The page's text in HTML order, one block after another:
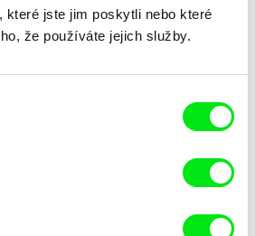
které jste jim poskytli nebo které
že používáte jejich služby.
Ru Kuwahata, Max Porter